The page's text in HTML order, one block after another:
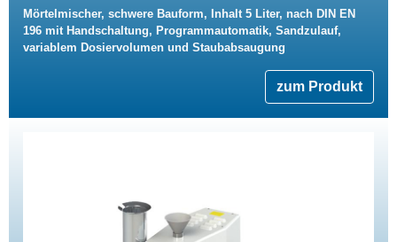
Mörtelmischer, schwere Bauform, Inhalt 5 Liter, nach DIN EN
196 mit Handschaltung, Programmautomatik, Sandzulauf,
variablem Dosiervolumen und Staubabsaugung
zum Produkt